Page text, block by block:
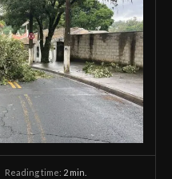
Reading time: 2 min.